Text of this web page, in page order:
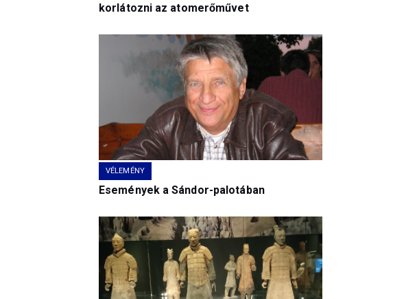
korlátozni az atomerőművet
VÉLEMÉNY
Események a Sándor-palotában